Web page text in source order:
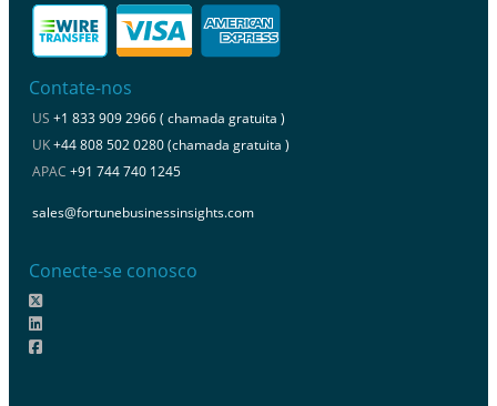
Contate-nos
US +1 833 909 2966 ( chamada gratuita )
UK+44 808 502 0280 (chamada gratuita )
APAC +91 744 740 1245
sales@fortunebusinessinsights.com
Conecte-se conosco